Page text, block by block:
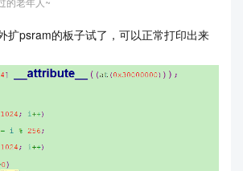
扩psram的板子试了，可以正常打印出来